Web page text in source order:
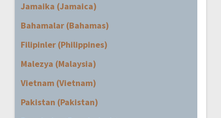
Jamaika (Jamaica)
Bahamalar (Bahamas)
Filipinler (Philippines)
Malezya (Malaysia)
Vietnam (Vietnam)
Pakistan (Pakistan)